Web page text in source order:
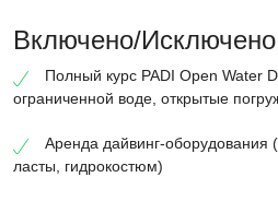
Включено/Исключено
Полный курс PADI Open Water
ограниченной воде, открытые
Аренда дайвинг-оборудования
ласты, гидрокостюм)